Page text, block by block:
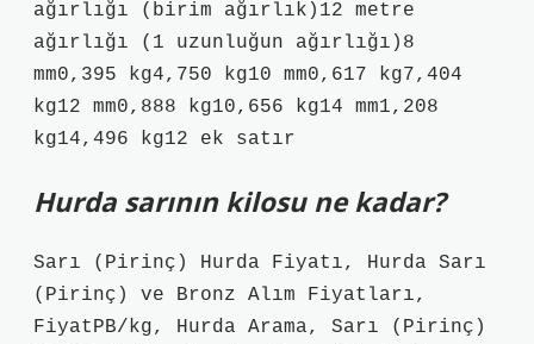
ağırlığı (birim ağırlık)12 metre
ağırlığı (1 uzunluğun ağırlığı)8
mm0,395 kg4,750 kg10 mm0,617 kg7,404
kg12 mm0,888 kg10,656 kg14 mm1,208
kg14,496 kg12 ek satır
Hurda sarının kilosu ne kadar?
Sarı (Pirinç) Hurda Fiyatı, Hurda Sarı
(Pirinç) ve Bronz Alım Fiyatları,
FiyatPB/kg, Hurda Arama, Sarı (Pirinç)